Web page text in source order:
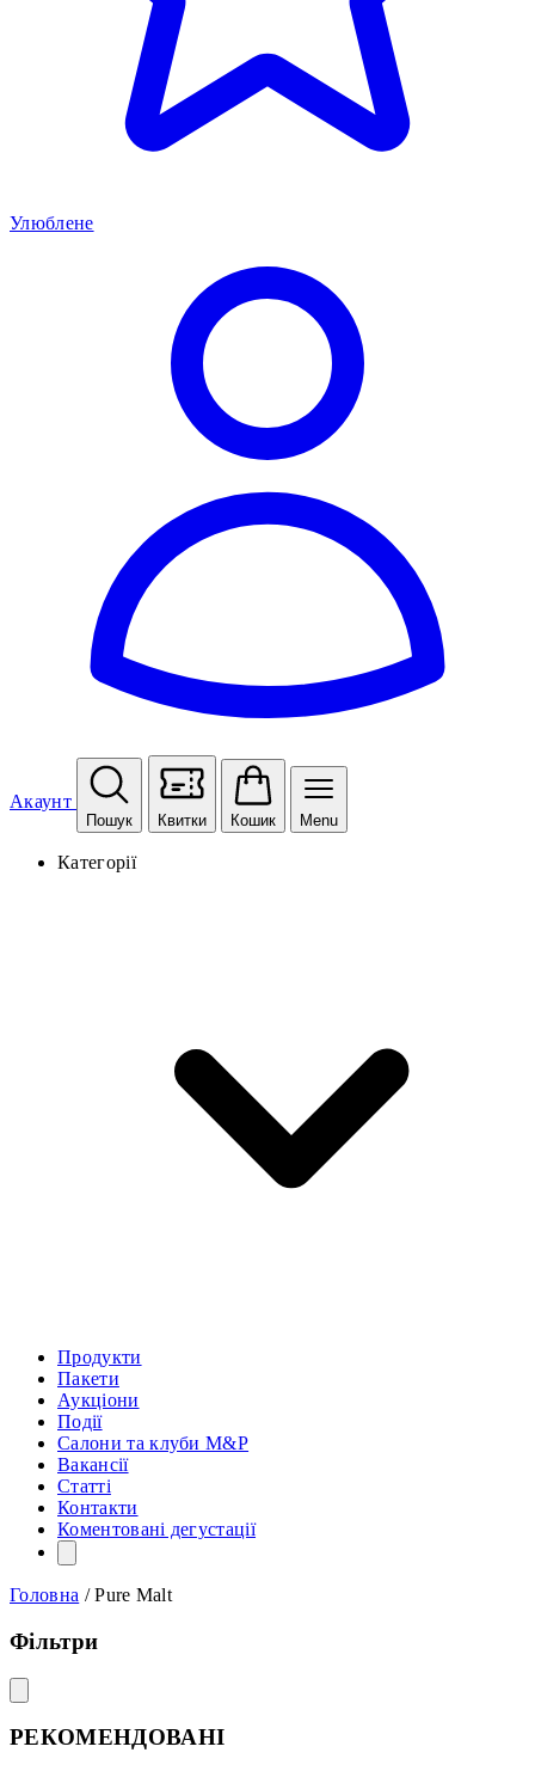
Улюблене
Акаунт
Пошук Квитки Кошик Menu
Категорії
Продукти
Пакети
Аукціони
Події
Салони та клуби M&P
Вакансії
Статті
Контакти
Коментовані дегустації
Головна /Pure Malt
Фільтри
РЕКОМЕНДОВАНІ